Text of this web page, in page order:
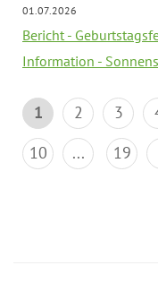
01.07.2026
Bericht -
Information -
1 2 3
10
... 19